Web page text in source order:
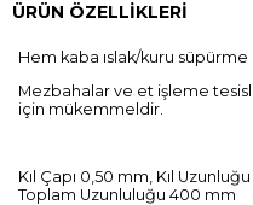
ÜRÜN ÖZELLIKLERI
Hem kaba ıslak/kuru
Mezbahalar ve et işleme
için mükemmeldir.
Kıl Çapı 0,50 mm, Kıl
Toplam Uzunluluğu 400 mm